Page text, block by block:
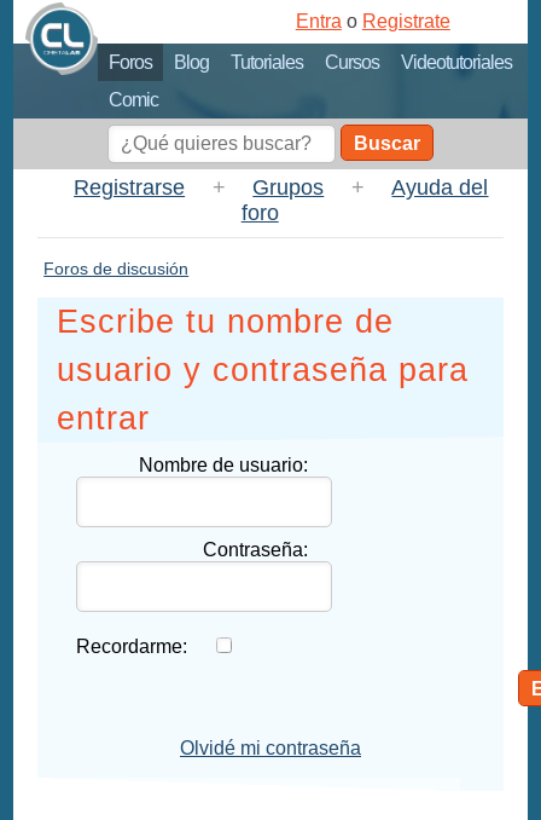
Foros Blog Tutoriales Cursos
Videotutoriales
Comic
Entra o Registrate
Buscar
Registrarse + Grupos +
Ayuda del
foro
Foros de discusión
Escribe tu nombre de
usuario y contraseña para
entrar
Nombre de usuario:
Contraseña:
Recordarme:
Olvidé mi contraseña